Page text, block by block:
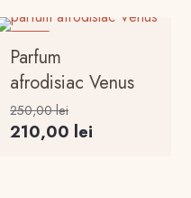
Parfum
afrodisiac Venus
250,00lei
inițial
210,00 lei